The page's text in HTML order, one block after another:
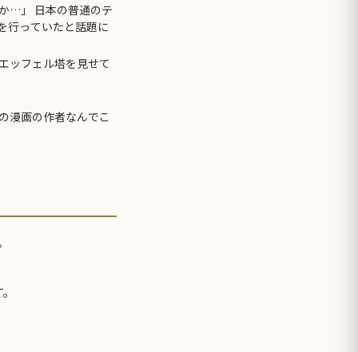
…」 日本の普通のテ
行っていたと話題に
ッフェル塔を見せて
漫画の作者なんでこ